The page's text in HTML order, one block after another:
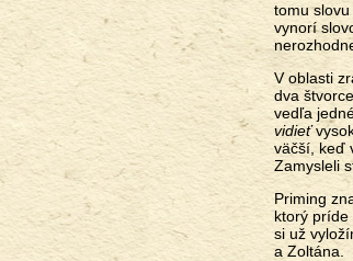
tomu
vynorí
V oblasti
dva
vedľa
vidieť
väčší, keď
Zamysleli
Priming
ktorý príde
si už
a Zoltána.